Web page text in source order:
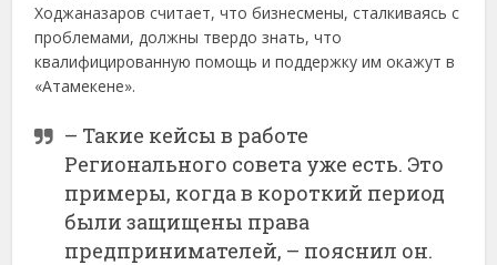
Ходжаназаров считает, что бизнесмены, сталкиваясь с
проблемами, должны твердо знать, что
квалифицированную помощь и поддержку им окажут в
«Атамекене».
– Такие кейсы в работе
Регионального совета уже есть. Это
примеры, когда в короткий период
были защищены права
предпринимателей, – пояснил он.